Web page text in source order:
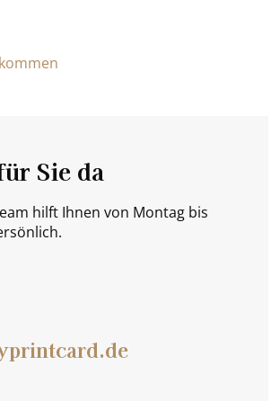
Sie da
hilft Ihnen von Montag bis